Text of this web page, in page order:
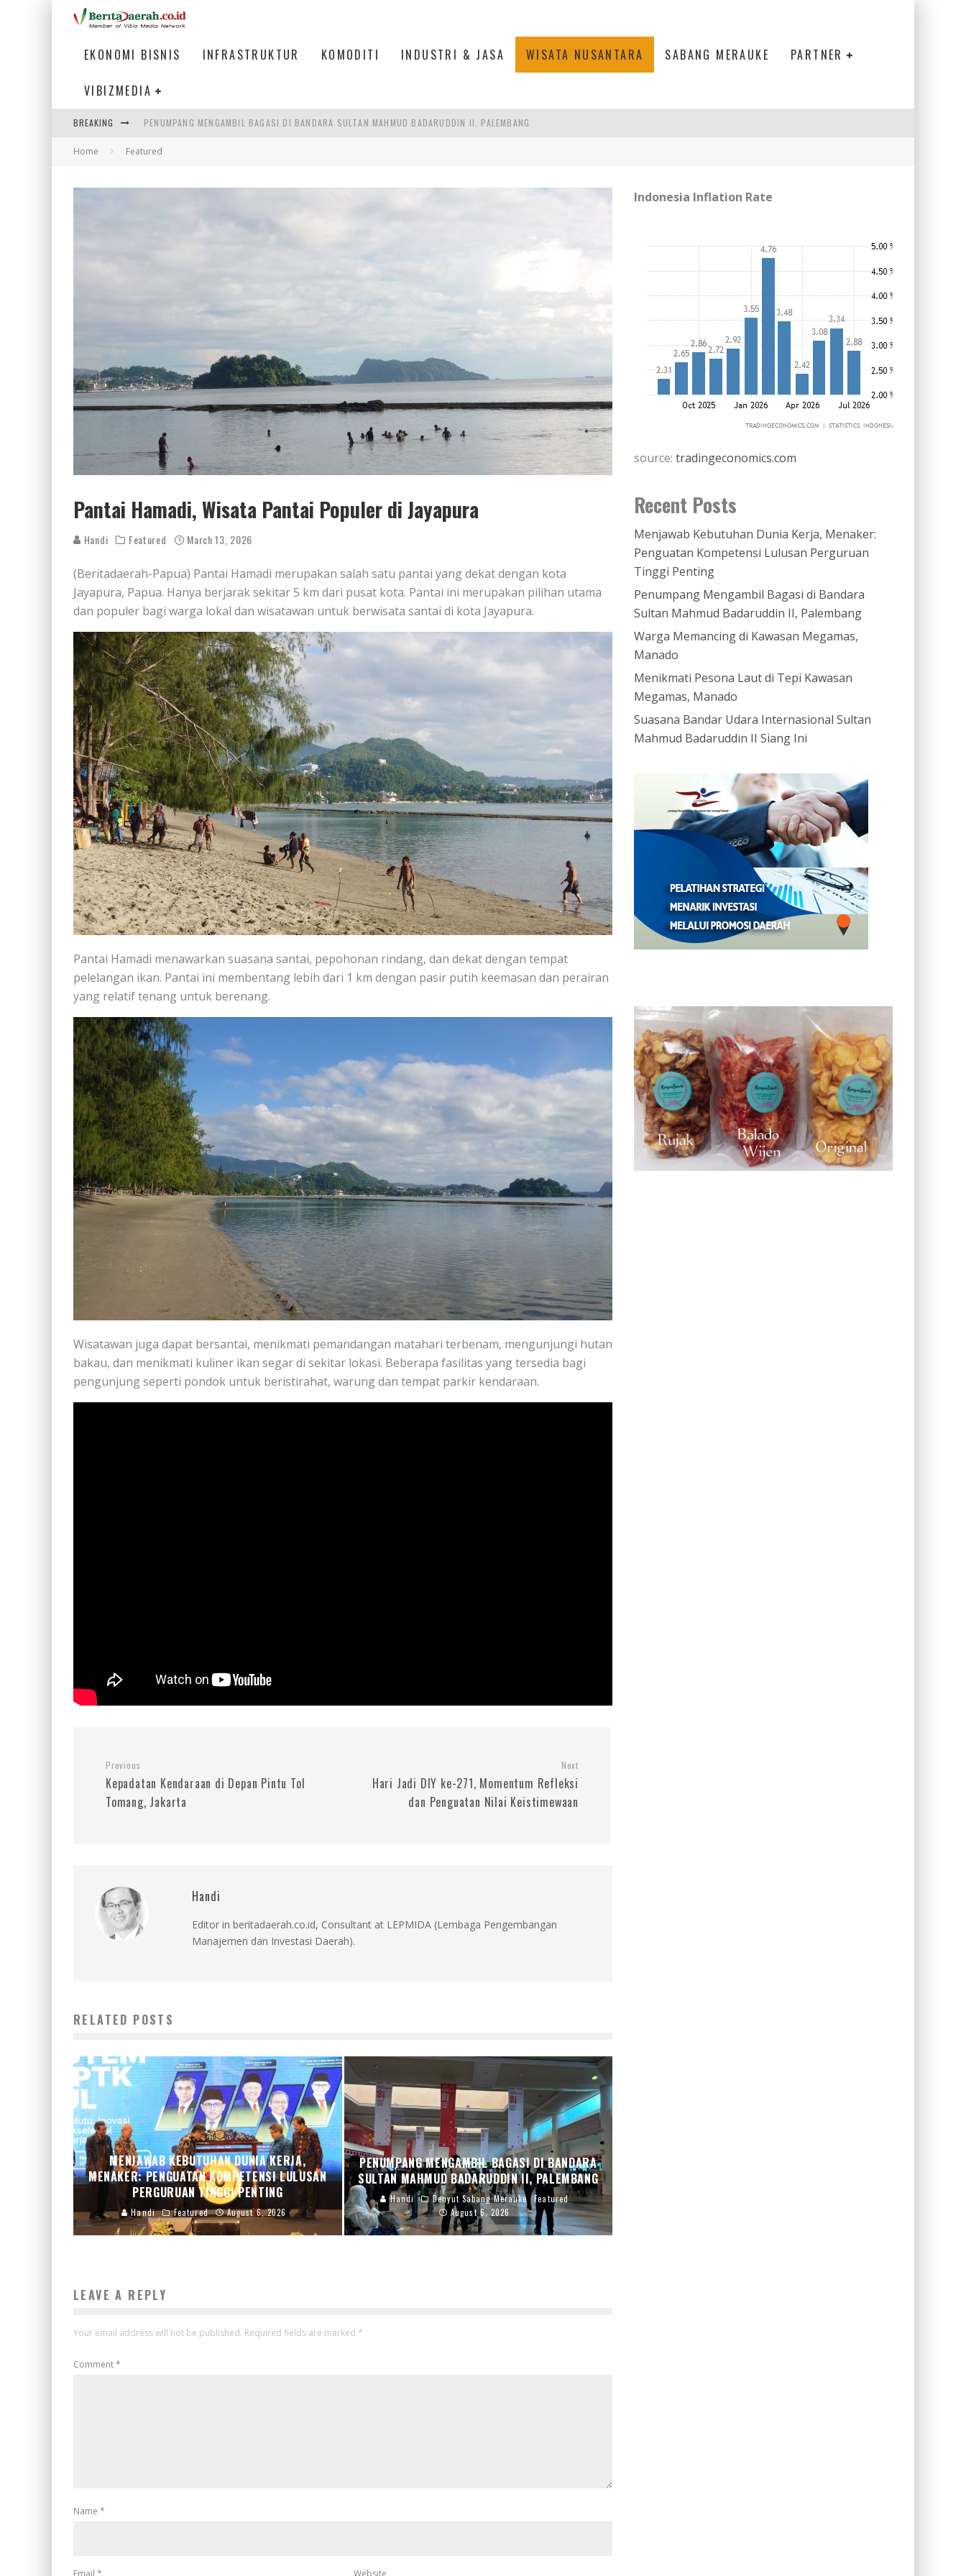
EKONOMI BISNIS INFRASTRUKTUR KOMODITI INDUSTRI & JASA WISATA NUSANTARA SABANG MERAUKE PARTNER
VIBIZMEDIA
BREAKING PENUMPANG MENGAMBIL BAGASI DI BANDARA SULTAN MAHMUD BADARUDDIN II, PALEMBANG
WARGA MEMANCING DI KAWASAN MEGAMAS, MANADO
Home Featured
Pantai Hamadi, Wisata Pantai Populer di Jayapura
Handi Featured March 13, 2026
(Beritadaerah-Papua) Pantai Hamadi merupakan salah satu pantai yang dekat dengan kota
Jayapura, Papua. Hanya berjarak sekitar 5 km dari pusat kota. Pantai ini merupakan pilihan utama
dan populer bagi warga lokal dan wisatawan untuk berwisata santai di kota Jayapura.
Pantai Hamadi menawarkan suasana santai, pepohonan rindang, dan dekat dengan tempat
pelelangan ikan. Pantai ini membentang lebih dari 1 km dengan pasir putih keemasan dan perairan
yang relatif tenang untuk berenang.
Wisatawan juga dapat bersantai, menikmati pemandangan matahari terbenam, mengunjungi hutan
bakau, dan menikmati kuliner ikan segar di sekitar lokasi. Beberapa fasilitas yang tersedia bagi
pengunjung seperti pondok untuk beristirahat, warung dan tempat parkir kendaraan.
Previous
Kepadatan Kendaraan di Depan Pintu Tol
Tomang, Jakarta
Next
Hari Jadi DIY ke-271, Momentum Refleksi
dan Penguatan Nilai Keistimewaan
Handi
Editor in beritadaerah.co.id, Consultant at LEPMIDA (Lembaga Pengembangan
Manajemen dan Investasi Daerah).
RELATED POSTS
MENJAWAB KEBUTUHAN DUNIA KERJA,
MENAKER: PENGUATAN KOMPETENSI LULUSAN
PERGURUAN TINGGI PENTING
Handi Featured August 6, 2026
PENUMPANG MENGAMBIL BAGASI DI BANDARA
SULTAN MAHMUD BADARUDDIN II, PALEMBANG
Handi Denyut Sabang Merauke
Featured
August 6, 2026
LEAVE A REPLY
Your email address will not be published. Required fields are marked *
Comment*
Name *
Email * Website
Indonesia Inflation Rate
source: tradingeconomics.com
Recent Posts
Menjawab Kebutuhan Dunia Kerja, Menaker:
Penguatan Kompetensi Lulusan Perguruan
Tinggi Penting
Penumpang Mengambil Bagasi di Bandara
Sultan Mahmud Badaruddin II, Palembang
Warga Memancing di Kawasan Megamas,
Manado
Menikmati Pesona Laut di Tepi Kawasan
Megamas, Manado
Suasana Bandar Udara Internasional Sultan
Mahmud Badaruddin II Siang Ini